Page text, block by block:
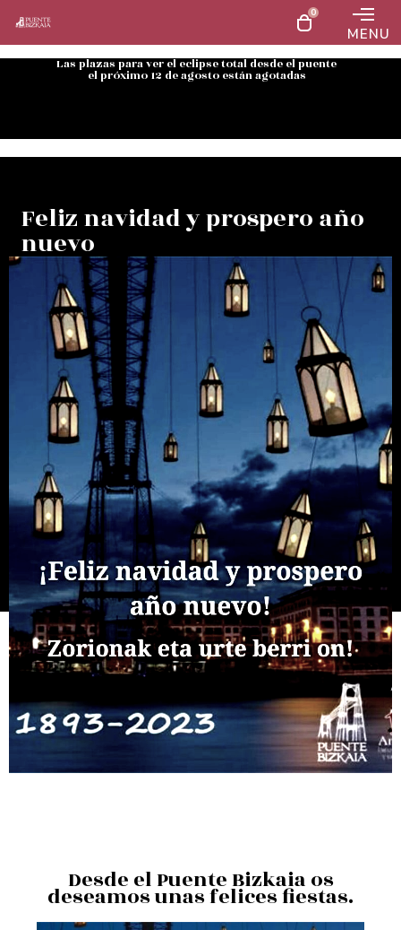
0
MENU
Las plazas para ver el eclipse total desde el puente
el próximo 12 de agosto están agotadas
Feliz navidad y prospero año
nuevo
Desde el Puente Bizkaia os
deseamos unas felices fiestas.